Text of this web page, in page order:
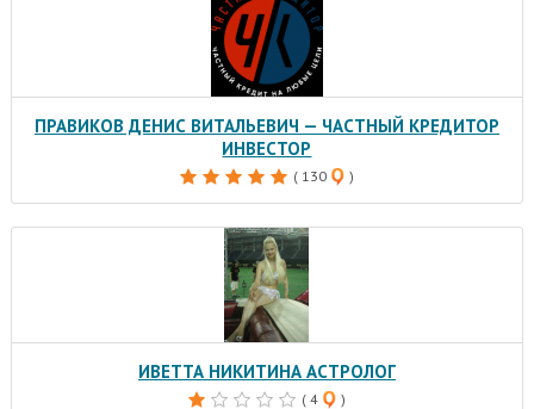
ПРАВИКОВ ДЕНИС ВИТАЛЬЕВИЧ — ЧАСТНЫЙ КРЕДИТОР
ИНВЕСТОР
( 130 )
ИВЕТТА НИКИТИНА АСТРОЛОГ
( 4 )